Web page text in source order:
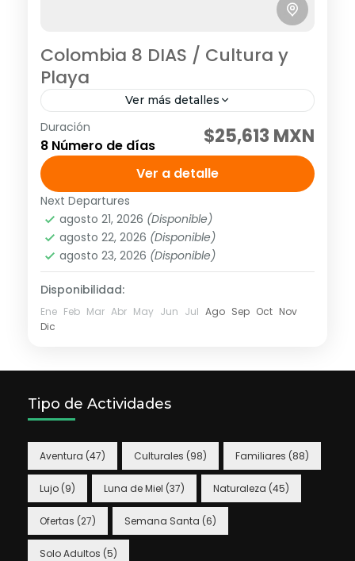
Colombia 8 DIAS / Cultura y
Playa
Ver más detalles
Visitando: Bogotá, Medellín, Cartagena,
Días de operación: Diario hasta el 14 de
diciembre de 2026 Tarifa no aplica para
puentes ni días festivos, pregunta por...
América,Sudamérica
2 People
Duración
8 Número de días $25,613 MXN
Ver a detalle
Next Departures
agosto 21, 2026 (Disponible)
agosto 22, 2026 (Disponible)
agosto 23, 2026 (Disponible)
Disponibilidad:
Ene Feb Mar Abr May Jun Jul Ago Sep Oct Nov
Dic
Tipo de Actividades
Aventura (47) Culturales (98) Familiares (88)
Lujo (9) Luna de Miel (37) Naturaleza (45)
Ofertas (27) Semana Santa (6)
Solo Adultos (5)